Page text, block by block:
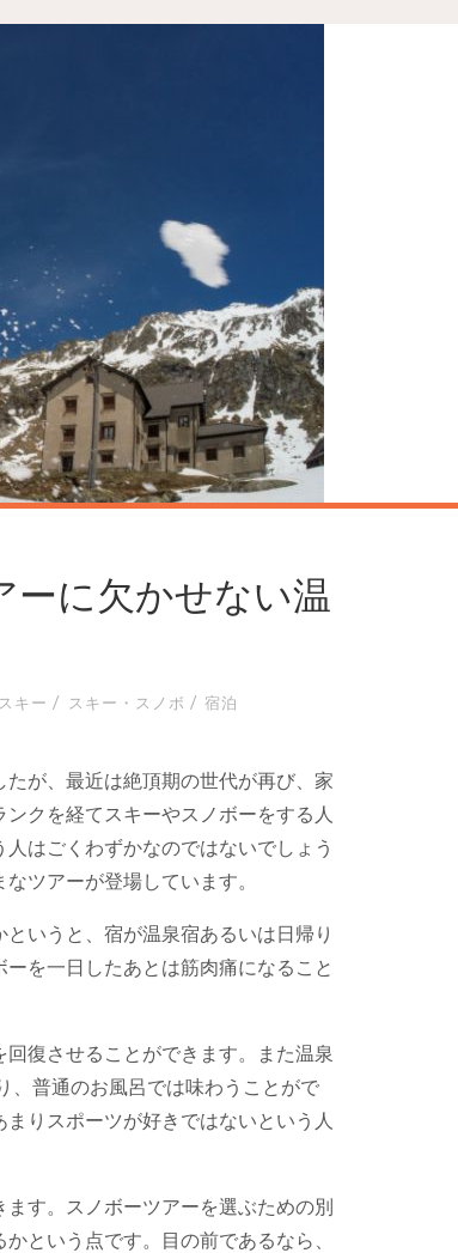
ーに欠かせない温
スキー / スキー・スノボ / 宿泊
が、最近は絶頂期の世代が再び、家
ンクを経てスキーやスノボーをする人
はごくわずかなのではないでしょう
ツアーが登場しています。
いうと、宿が温泉宿あるいは日帰り
を一日したあとは筋肉痛になること
復させることができます。また温泉
、普通のお風呂では味わうことがで
りスポーツが好きではないという人
す。スノボーツアーを選ぶための別
という点です。目の前であるなら、